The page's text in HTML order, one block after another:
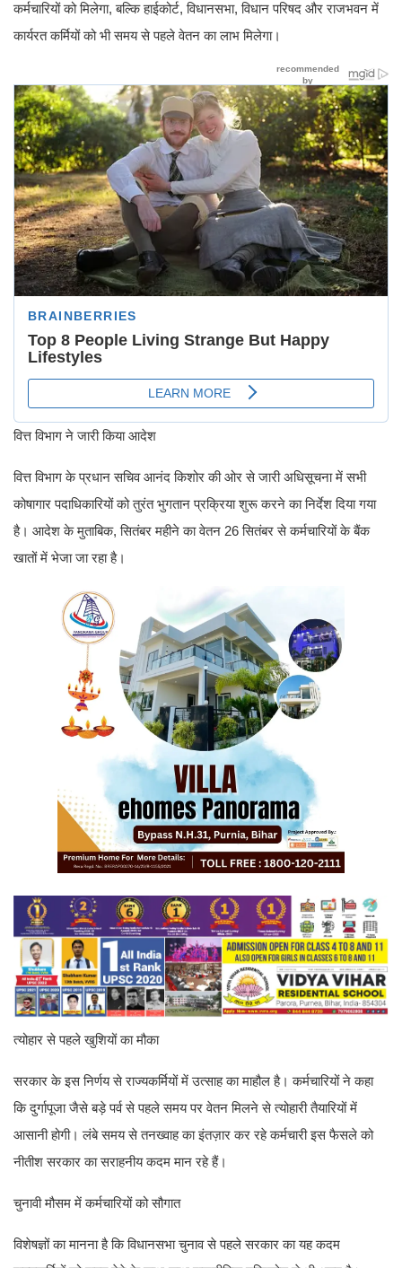
कर्मचारियों को मिलेगा, बल्कि हाईकोर्ट, विधानसभा, विधान परिषद और राजभवन में
कार्यरत कर्मियों को भी समय से पहले वेतन का लाभ मिलेगा।
वित्त विभाग ने जारी किया आदेश
वित्त विभाग के प्रधान सचिव आनंद किशोर की ओर से जारी अधिसूचना में सभी
कोषागार पदाधिकारियों को तुरंत भुगतान प्रक्रिया शुरू करने का निर्देश दिया गया
है। आदेश के मुताबिक, सितंबर महीने का वेतन 26 सितंबर से कर्मचारियों के बैंक
खातों में भेजा जा रहा है।
त्योहार से पहले खुशियों का मौका
सरकार के इस निर्णय से राज्यकर्मियों में उत्साह का माहौल है। कर्मचारियों ने कहा
कि दुर्गापूजा जैसे बड़े पर्व से पहले समय पर वेतन मिलने से त्योहारी तैयारियों में
आसानी होगी। लंबे समय से तनख्वाह का इंतज़ार कर रहे कर्मचारी इस फैसले को
नीतीश सरकार का सराहनीय कदम मान रहे हैं।
चुनावी मौसम में कर्मचारियों को सौगात
विशेषज्ञों का मानना है कि विधानसभा चुनाव से पहले सरकार का यह कदम